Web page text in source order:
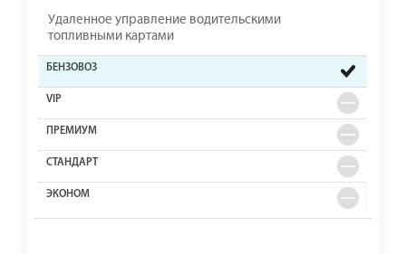
Удаленное управление водительскими
топливными картами